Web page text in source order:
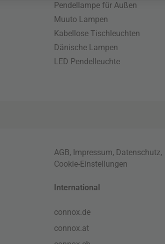
Pendellampe für Außen
Muuto Lampen
Kabellose Tischleuchten
Dänische Lampen
LED Pendelleuchte
AGB, Impressum, Datenschutz,
Cookie-Einstellungen
International
connox.de
connox.at